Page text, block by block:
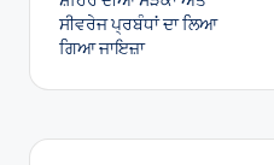
ਸੀਵਰੇਜ ਪ੍ਰਬੰਧਾਂ ਦਾ ਲਿਆ
ਗਿਆ ਜਾਇਜ਼ਾ